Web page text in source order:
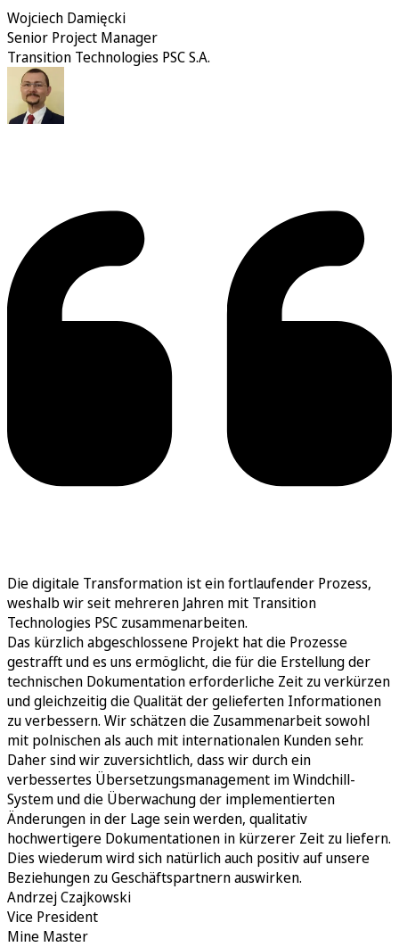
Wojciech Damięcki
Senior Project Manager
Transition Technologies PSC S.A.
Die digitale Transformation ist ein fortlaufender Prozess,
weshalb wir seit mehreren Jahren mit Transition
Technologies PSC zusammenarbeiten.
Das kürzlich abgeschlossene Projekt hat die Prozesse
gestrafft und es uns ermöglicht, die für die Erstellung der
technischen Dokumentation erforderliche Zeit zu verkürzen
und gleichzeitig die Qualität der gelieferten Informationen
zu verbessern. Wir schätzen die Zusammenarbeit sowohl
mit polnischen als auch mit internationalen Kunden sehr.
Daher sind wir zuversichtlich, dass wir durch ein
verbessertes Übersetzungsmanagement im Windchill-
System und die Überwachung der implementierten
Änderungen in der Lage sein werden, qualitativ
hochwertigere Dokumentationen in kürzerer Zeit zu liefern.
Dies wiederum wird sich natürlich auch positiv auf unsere
Beziehungen zu Geschäftspartnern auswirken.
Andrzej Czajkowski
Vice President
Mine Master